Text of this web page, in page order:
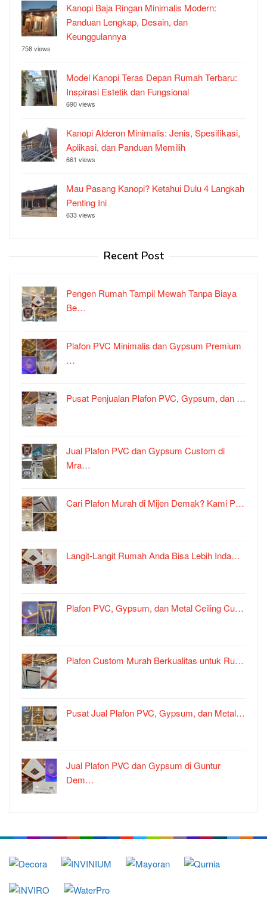
Kanopi Baja Ringan Minimalis Modern:
Panduan Lengkap, Desain, dan
Keunggulannya
758 views
Model Kanopi Teras Depan Rumah Terbaru:
Inspirasi Estetik dan Fungsional
690 views
Kanopi Alderon Minimalis: Jenis, Spesifikasi,
Aplikasi, dan Panduan Memilih
661 views
Mau Pasang Kanopi? Ketahui Dulu 4 Langkah
Penting Ini
633 views
Recent Post
Pengen Rumah Tampil Mewah Tanpa Biaya
Be…
Plafon PVC Minimalis dan Gypsum Premium
…
Pusat Penjualan Plafon PVC, Gypsum, dan …
Jual Plafon PVC dan Gypsum Custom di
Mra…
Cari Plafon Murah di Mijen Demak? Kami P…
Langit-Langit Rumah Anda Bisa Lebih Inda…
Plafon PVC, Gypsum, dan Metal Ceiling Cu…
Plafon Custom Murah Berkualitas untuk Ru…
Pusat Jual Plafon PVC, Gypsum, dan Metal…
Jual Plafon PVC dan Gypsum di Guntur
Dem…